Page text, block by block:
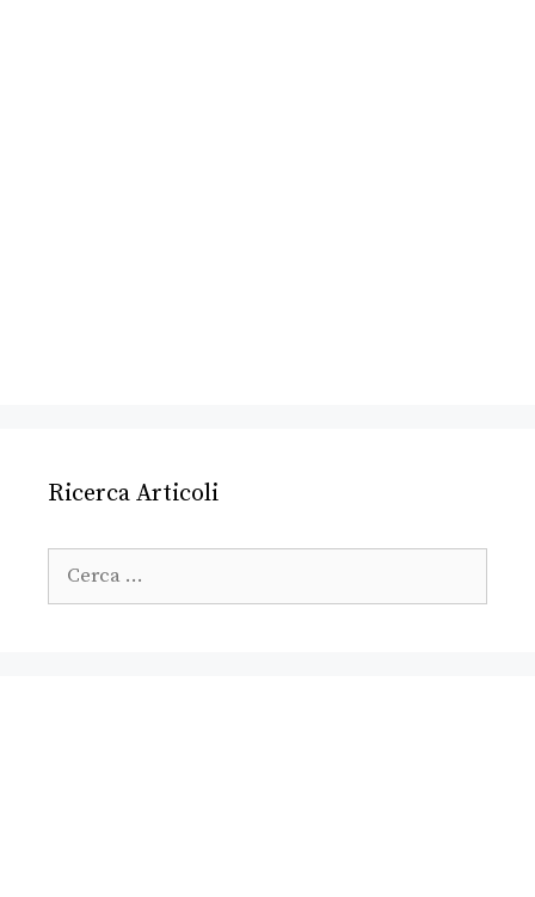
Ricerca Articoli